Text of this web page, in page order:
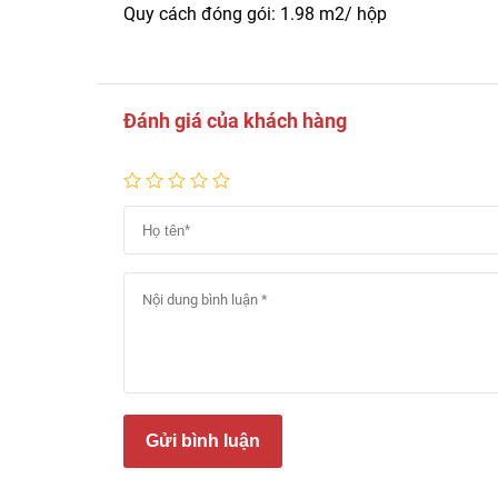
Quy cách đóng gói: 1.98 m2/ hộp
Đánh giá của khách hàng
Gửi bình luận